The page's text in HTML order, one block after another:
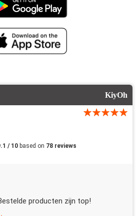
KiyOh
/ 10 based on 78 reviews
producten zijn top!